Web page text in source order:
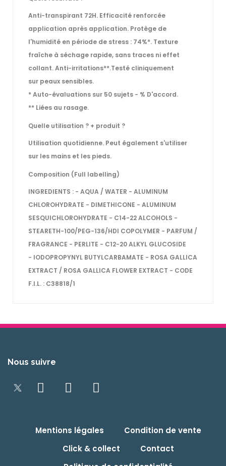
Anti−transpirant 72H. Efficacité renforcée
application après application. Protège de
l'humidité en période de stress : 74%*. Texture
fraîche à séchage rapide, sans traces ni effet
collant. Anti−irritations**.Testé cliniquement
sur peaux sensibles.
* Auto−évaluations sur 50 sujets − % D'accord.
** Liées au rasage.
Quelle utilisation ? + produit ?
Utilisation quotidienne. Peut également s'utiliser
sur les mains et les pieds.
Composition (Full labelling)
INGREDIENTS : − AQUA / WATER − ALUMINUM
CHLOROHYDRATE − DIMETHICONE − ALUMINUM
SESQUICHLOROHYDRATE − C14−22 ALCOHOLS −
STEARETH−100/PEG−136/HDI COPOLYMER − PARFUM /
FRAGRANCE − PERLITE − C12−20 ALKYL GLUCOSIDE
− IODOPROPYNYL BUTYLCARBAMATE − ROSA GALLICA
EXTRACT / ROSA GALLICA FLOWER EXTRACT − CODE
F.I.L. : C38818/1
Nous suivre
Mentions légales
Condition de vente
Click & collect
Contact